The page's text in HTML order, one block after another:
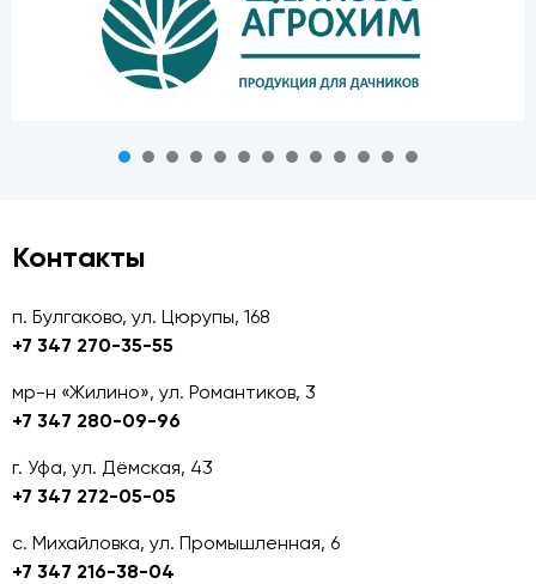
Контакты
п. Булгаково, ул. Цюрупы, 168
+7 347 270-35-55
мр-н «Жилино», ул. Романтиков, 3
+7 347 280-09-96
г. Уфа, ул. Дёмская, 43
+7 347 272-05-05
с. Михайловка, ул. Промышленная, 6
+7 347 216-38-04